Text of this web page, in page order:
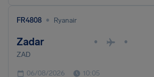
FR4808 • Ryanair
Zadar • •
ZAD
06/08/2026 10:05